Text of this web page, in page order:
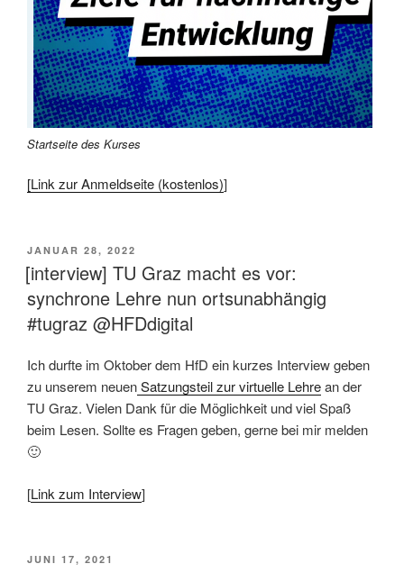
Startseite des Kurses
[Link zur Anmeldseite (kostenlos)]
VERÖFFENTLICHT
AM
JANUAR 28, 2022
[interview] TU Graz macht es vor:
synchrone Lehre nun ortsunabhängig
#tugraz @HFDdigital
Ich durfte im Oktober dem HfD ein kurzes Interview geben
zu unserem neuenSatzungsteil zur virtuelle Lehrean der
TU Graz. Vielen Dank für die Möglichkeit und viel Spaß
beim Lesen. Sollte es Fragen geben, gerne bei mir melden
🙂
[Link zum Interview]
VERÖFFENTLICHT
JUNI 17, 2021